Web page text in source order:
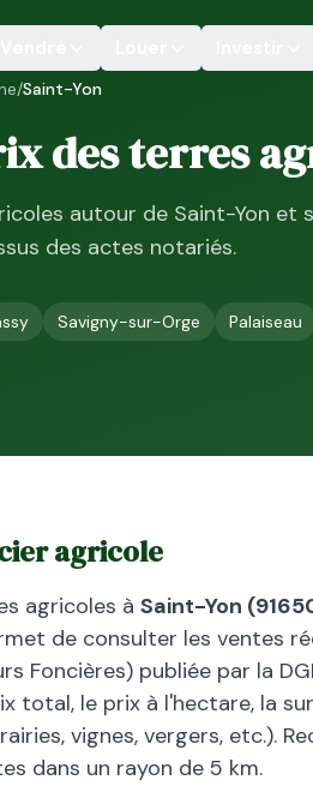
/Saint-Yon
des terres
autour de Saint-Yon et
des actes notariés.
Savigny-sur-Orge Palaiseau
agricole
agricoles à Saint-Yon (
de consulter les ventes
Foncières) publiée par la
total, le prix à l'hectare, la
vignes, vergers, etc.).
dans un rayon de 5 km.